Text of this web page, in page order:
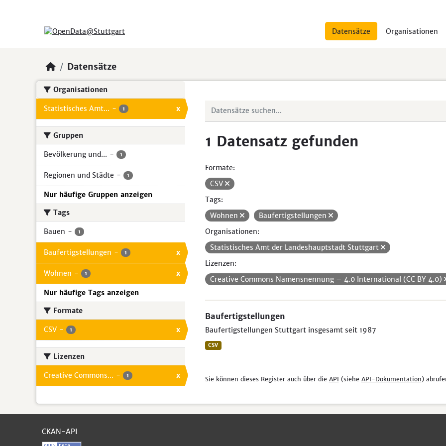
Datensätze Organisationen
Datensätze
Organisationen
Statistisches Amt... - 1 x
Gruppen
Bevölkerung und... - 1
Regionen und Städte - 1
Nur häufige Gruppen anzeigen
Tags
Bauen - 1
Baufertigstellungen - 1 x
Wohnen - 1 x
Nur häufige Tags anzeigen
Formate
CSV - 1 x
Lizenzen
Creative Commons... - 1 x
1 Datensatz gefunden
Formate:
CSV
Tags:
Wohnen
Baufertigstellungen
Organisationen:
Statistisches Amt der Landeshauptstadt Stuttgart
Lizenzen:
Creative Commons Namensnennung – 4.0 International (CC BY 4.0)
Baufertigstellungen
Baufertigstellungen Stuttgart insgesamt seit 1987
CSV
Sie können dieses Register auch über die API (siehe API-Dokumentation)
CKAN-API